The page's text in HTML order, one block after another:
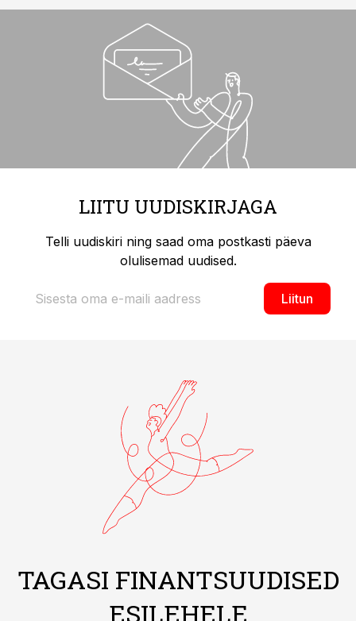
LIITU UUDISKIRJAGA
Telli uudiskiri ning saad oma postkasti päeva
olulisemad uudised.
Liitun
TAGASI FINANTSUUDISED
ESILEHELE